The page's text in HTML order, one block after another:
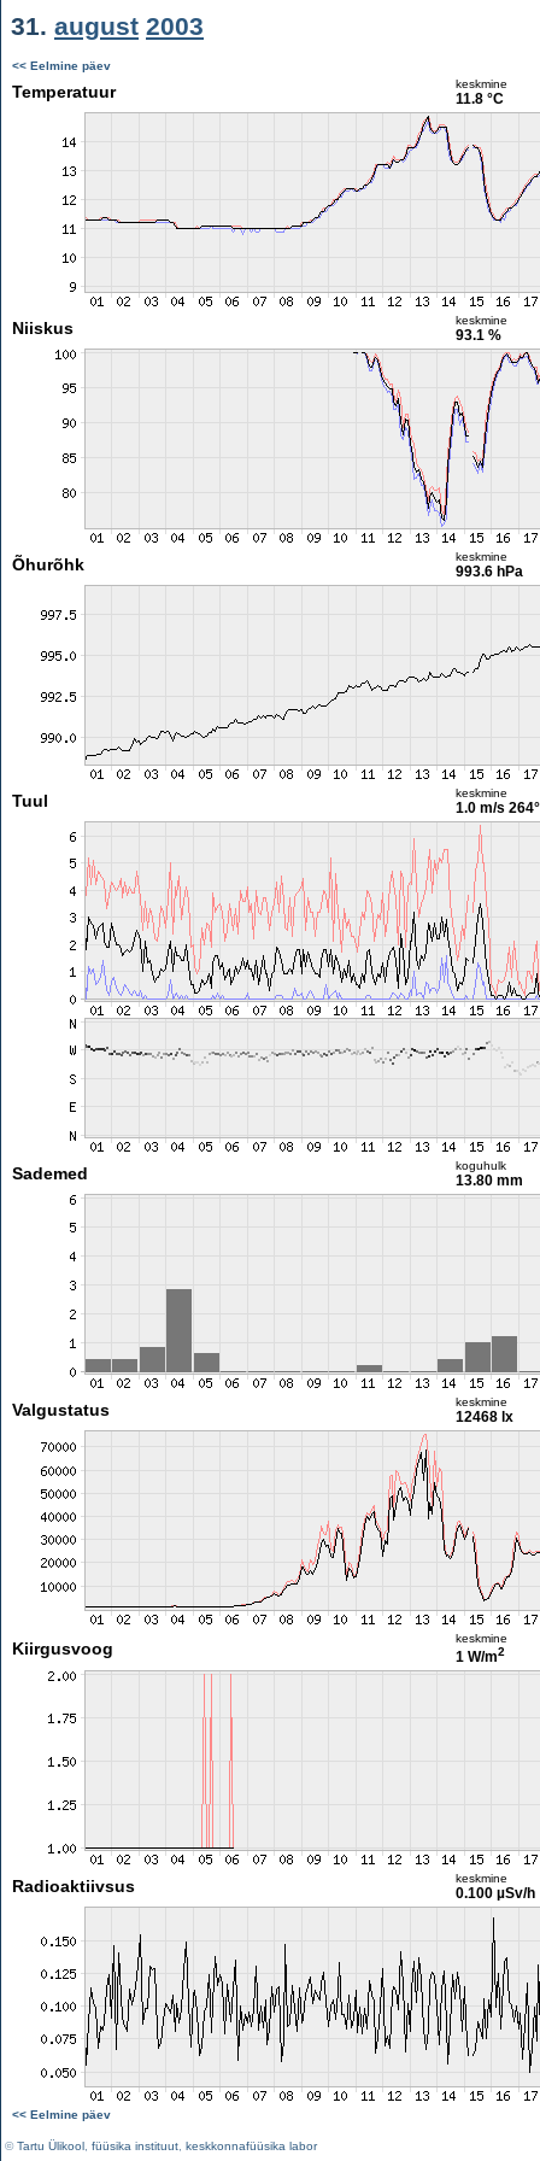
31. august 2003
<< Eelmine päev
Temperatuur keskmine
11.8 °C
Niiskus keskmine
93.1 %
Õhurõhk keskmine
993.6 hPa
Tuul keskmine
1.0 m/s 264°
Sademed koguhulk
13.80 mm
Valgustatus keskmine
12468 lx
Kiirgusvoog
keskmine
1 W/m2
Radioaktiivsus keskmine
0.100 µSv/h
<< Eelmine päev
©Tartu Ülikool füüsika instituut keskkonnafüüsika labor